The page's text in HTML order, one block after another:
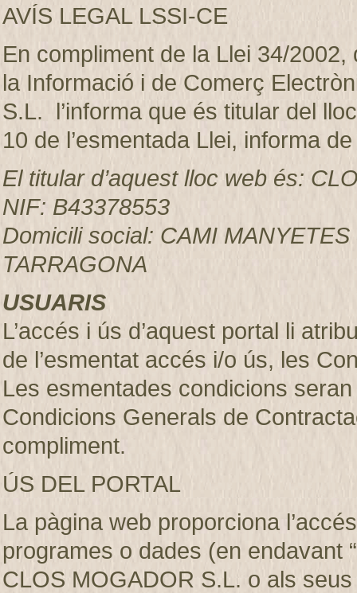
AVÍS LEGAL LSSI-CE
En compliment de la Llei 34/2002,
la Informació i de Comerç
S.L. l’informa que és titular del
10 de l’esmentada Llei, informa
El titular d’aquest lloc web és:
NIF: B43378553
Domicili social: CAMI
TARRAGONA
USUARIS
L’accés i ús d’aquest portal li
de l’esmentat accés i/o ús, les
Les esmentades condicions
Condicions Generals de
compliment.
ÚS DEL PORTAL
La pàgina web proporciona
programes o dades (en endavant
CLOS MOGADOR S.L. o als